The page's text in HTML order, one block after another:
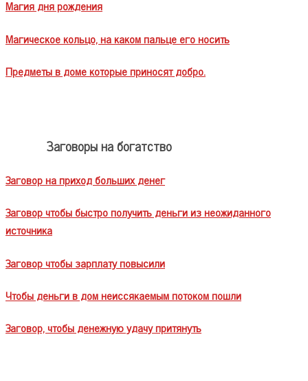
Магия дня рождения
Магическое кольцо, на каком пальце его носить
Предметы в доме которые приносят добро.
Заговоры на богатство
Заговор на приход больших денег
Заговор чтобы быстро получить деньги из неожиданного
источника
Заговор чтобы зарплату повысили
Чтобы деньги в дом неиссякаемым потоком пошли
Заговор, чтобы денежную удачу притянуть